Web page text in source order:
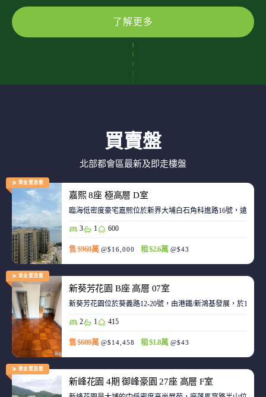
了解更多
買賣盤
北部都會區最新及即走樓盤
黃金置頂盤
嘉熙 8座 極高層 D室
臨海低密度豪宅嘉熙位於新界大埔白石角科進路16號，遠離
3 1 600
售 $960萬 @$16,000 租 $2.6萬 @$43
黃金置頂盤
新葵芳花園 B座 高層 07室
新葵芳花園位於葵義路12-20號，由港鐵/新鴻基發展，於
2 1 415
售 $600萬 @$14,458 租 $1.8萬 @$43
黃金置頂盤
新峰花園 4期 御峰豪園 27座 高層 F室